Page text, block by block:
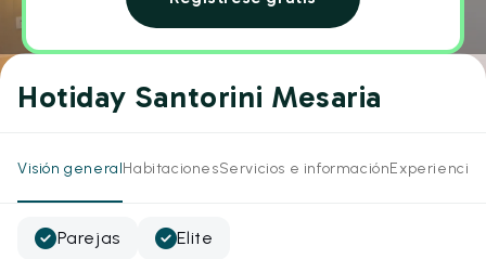
Hotiday Santorini Mesaria
Visión generalHabitacionesServicios e informaciónExperiencias
Parejas
Elite